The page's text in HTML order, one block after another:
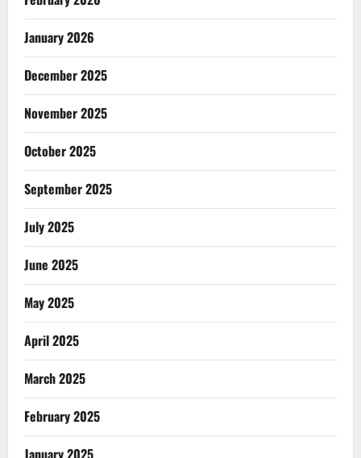
January 2026
December 2025
November 2025
October 2025
September 2025
July 2025
June 2025
May 2025
April 2025
March 2025
February 2025
January 2025